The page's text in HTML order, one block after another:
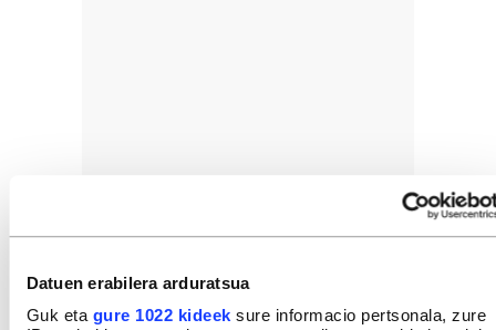
Datuen erabilera arduratsua
Guk eta gure 1022 kideek sure informacio pertsonala, zure